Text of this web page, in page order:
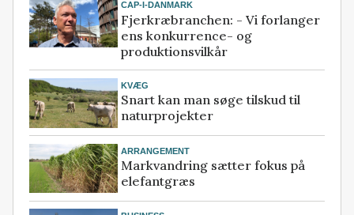
CAP-I-DANMARK
Fjerkræbranchen: - Vi forlanger
ens konkurrence- og
produktionsvilkår
KVÆG
Snart kan man søge tilskud til
naturprojekter
ARRANGEMENT
Markvandring sætter fokus på
elefantgræs